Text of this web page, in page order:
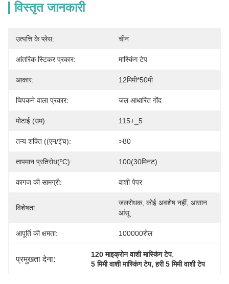
विस्तृत जानकारी
उत्पत्ति के प्लेस: चीन
आंतरिक स्टिकर प्रकार: मास्किंग टेप
आकार: 12मिमी*50मी
चिपकने वाला प्रकार: जल आधारित गोंद
मोटाई (उम): 115+_5
तन्य शक्ति ((एन/इंच): >80
तापमान प्रतिरोध(ºC): 100(30मिनट)
कागज की सामग्री: वाशी पेपर
विशेषता:
जलरोधक, कोई अवशेष नहीं, आसान
आंसू
आपूर्ति की क्षमता: 100000रोल
प्रमुखता देना: 120 माइक्रोन वाशी मास्किंग टेप,
5 मिमी वाशी मास्किंग टेप, हरी 5 मिमी वाशी टेप